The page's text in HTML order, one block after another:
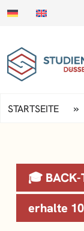
STARTSEITE »
🎓 BACK-
erhalte